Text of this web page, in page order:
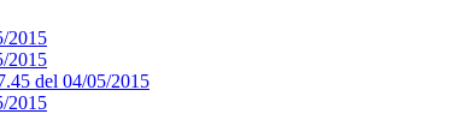
2015
2015
del 04/05/2015
2015